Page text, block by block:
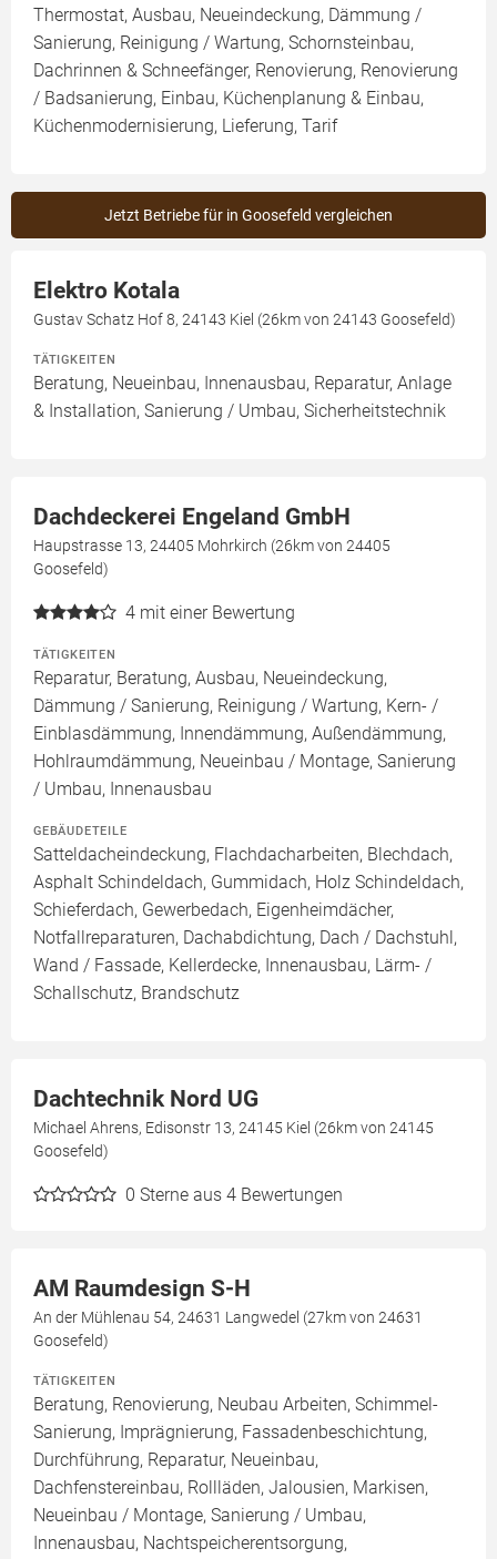
Thermostat, Ausbau, Neueindeckung, Dämmung /
Sanierung, Reinigung / Wartung, Schornsteinbau,
Dachrinnen & Schneefänger, Renovierung, Renovierung
/ Badsanierung, Einbau, Küchenplanung & Einbau,
Küchenmodernisierung, Lieferung, Tarif
Jetzt Betriebe für in Goosefeld vergleichen
Elektro Kotala
Gustav Schatz Hof 8, 24143 Kiel (26km von 24143 Goosefeld)
TÄTIGKEITEN
Beratung, Neueinbau, Innenausbau, Reparatur, Anlage
& Installation, Sanierung / Umbau, Sicherheitstechnik
Dachdeckerei Engeland GmbH
Haupstrasse 13, 24405 Mohrkirch (26km von 24405
Goosefeld)
4 mit einer Bewertung
TÄTIGKEITEN
Reparatur, Beratung, Ausbau, Neueindeckung,
Dämmung / Sanierung, Reinigung / Wartung, Kern- /
Einblasdämmung, Innendämmung, Außendämmung,
Hohlraumdämmung, Neueinbau / Montage, Sanierung
/ Umbau, Innenausbau
GEBÄUDETEILE
Satteldacheindeckung, Flachdacharbeiten, Blechdach,
Asphalt Schindeldach, Gummidach, Holz Schindeldach,
Schieferdach, Gewerbedach, Eigenheimdächer,
Notfallreparaturen, Dachabdichtung, Dach / Dachstuhl,
Wand / Fassade, Kellerdecke, Innenausbau, Lärm- /
Schallschutz, Brandschutz
Dachtechnik Nord UG
Michael Ahrens, Edisonstr 13, 24145 Kiel (26km von 24145
Goosefeld)
0 Sterne aus 4 Bewertungen
AM Raumdesign S-H
An der Mühlenau 54, 24631 Langwedel (27km von 24631
Goosefeld)
TÄTIGKEITEN
Beratung, Renovierung, Neubau Arbeiten, Schimmel-
Sanierung, Imprägnierung, Fassadenbeschichtung,
Durchführung, Reparatur, Neueinbau,
Dachfenstereinbau, Rollläden, Jalousien, Markisen,
Neueinbau / Montage, Sanierung / Umbau,
Innenausbau, Nachtspeicherentsorgung,